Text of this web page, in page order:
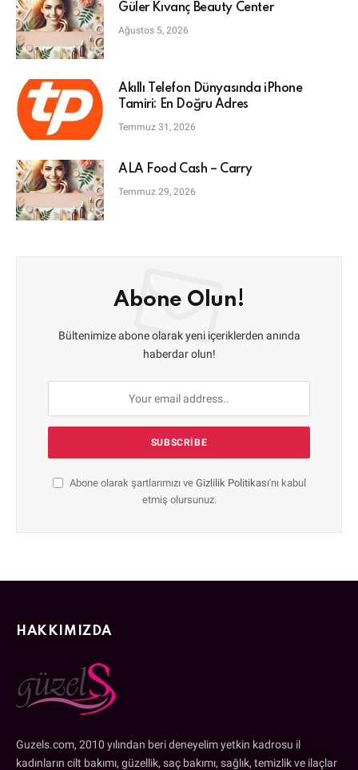
Güler Kıvanç Beauty Center
Ağustos 5, 2026
Akıllı Telefon Dünyasında iPhone
Tamiri: En Doğru Adres
Temmuz 31, 2026
ALA Food Cash – Carry
Temmuz 29, 2026
Abone Olun!
Bültenimize abone olarak yeni içeriklerden anında
haberdar olun!
Abone olarak şartlarımızı ve Gizlilik Politikası'nı kabul
etmiş olursunuz.
HAKKIMIZDA
Guzels.com, 2010 yılından beri deneyelim yetkin kadrosu il
kadınların cilt bakımı, güzellik, saç bakımı, sağlık, temizlik ve ilaçlar